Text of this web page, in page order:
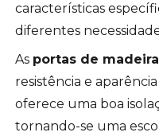
características
diferentes
As portas de madeira
resistência e
oferece uma boa
tornando-se uma